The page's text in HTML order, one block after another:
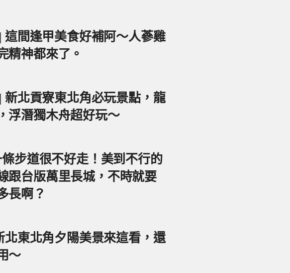
這間逢甲美食好補阿～人蔘雞
精神都來了。
新北貢寮東北角必玩景點，龍
浮潛獨木舟超好玩～
步道很不好走！美到不行的
跟台版萬里長城，不時就要
長啊？
北東北角夕陽美景來這看，還
～